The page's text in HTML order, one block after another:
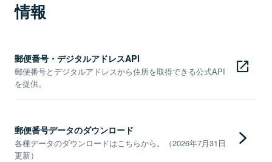
情報
郵便番号・デジタルアドレスAPI
郵便番号とデジタルアドレスから住所を取得できる公式API
を提供。
郵便番号データのダウンロード
各種データのダウンロードはこちらから。（2026年7月31日
更新）